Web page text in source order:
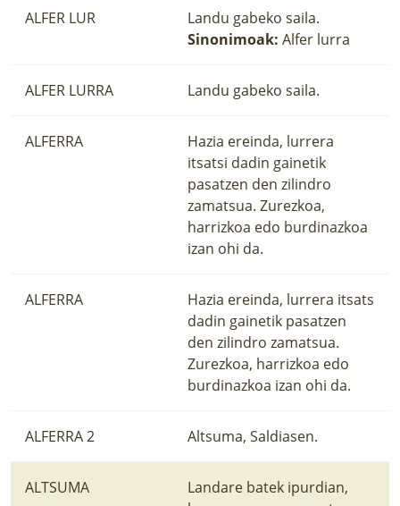
ALFER LUR
Landu gabeko saila.
Sinonimoak: Alfer lurra
ALFER LURRA Landu gabeko saila.
ALFERRA
Hazia ereinda, lurrera
itsatsi dadin gainetik
pasatzen den zilindro
zamatsua. Zurezkoa,
harrizkoa edo burdinazkoa
izan ohi da.
ALFERRA
Hazia ereinda, lurrera itsats
dadin gainetik pasatzen
den zilindro zamatsua.
Zurezkoa, harrizkoa edo
burdinazkoa izan ohi da.
ALFERRA 2 Altsuma, Saldiasen.
ALTSUMA
Landare batek ipurdian,